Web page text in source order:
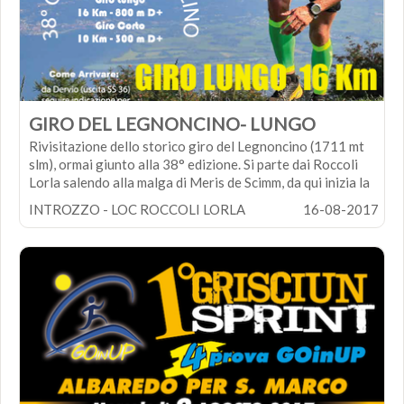
10:00
COSTI ISCRIZIONE:
CORTO € 5,00 partecipazione gara - € 15,00
partecipazione e pranzo
GIRO DEL LEGNONCINO- LUNGO
Rivisitazione dello storico giro del Legnoncino (1711 mt
slm), ormai giunto alla 38° edizione. Si parte dai Roccoli
Lorla salendo alla malga di Meris de Scimm, da qui inizia la
raggiunge l’abitato di Sommafiume. A questo punto inizia
sull’anticima del Legnoncino. Dalla Chiesetta si scende
lungo la strada militare fino all’arrivo dei Roccoli
Lorla.GIRO LUNGO ( partecipazione consentita ad atleti
ed atlete che abbiano compiuto 18 anni)
Ritrovo ore 8:30 Piazzale Roccoli Lorla - Partenza ore
9:30
COSTI ISCRIZIONE:
INTROZZO - LOC ROCCOLI LORLA 16-08-2017